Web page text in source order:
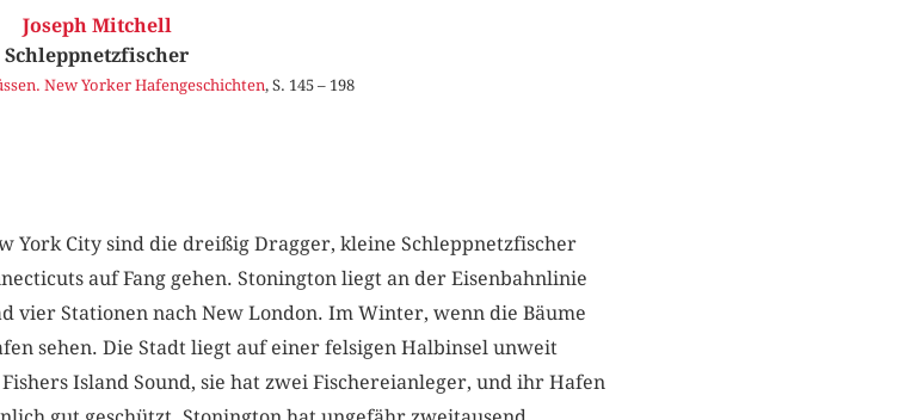
Joseph Mitchell
Schleppnetzfischer
New Yorker Hafengeschichten, S. 145 – 198
York City sind die dreißig Dragger, kleine Schleppnetzfischer
auf Fang gehen. Stonington liegt an der Eisenbahnlinie
vier Stationen nach New London. Im Winter, wenn die Bäume
sehen. Die Stadt liegt auf einer felsigen Halbinsel unweit
Island Sound, sie hat zwei Fischereianleger, und ihr Hafen